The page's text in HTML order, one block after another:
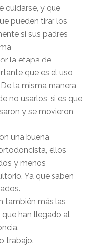
cuidarse, y que
pueden tirar los
si sus padres
la etapa de
que es el uso
la misma manera
no usarlos, si es que
y se movieron
una buena
ellos
y menos
Ya que saben
también más las
han llegado al
trabajo.